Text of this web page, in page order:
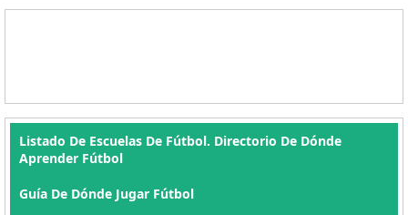
Listado De Escuelas De Fútbol. Directorio De Dónde
Aprender Fútbol
Guía De Dónde Jugar Fútbol